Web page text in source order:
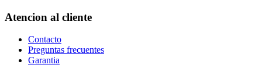
Atencion al cliente
Contacto
Preguntas frecuentes
Garantia